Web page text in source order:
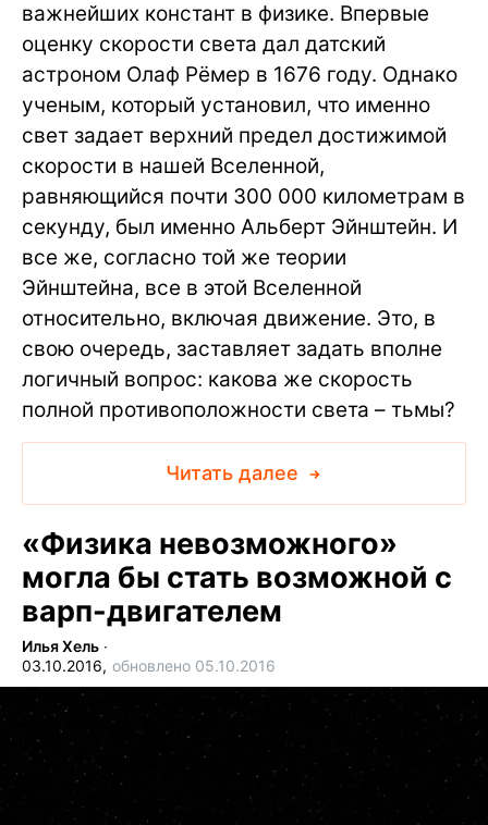
важнейших констант в физике. Впервые
оценку скорости света дал датский
астроном Олаф Рёмер в 1676 году. Однако
ученым, который установил, что именно
свет задает верхний предел достижимой
скорости в нашей Вселенной,
равняющийся почти 300 000 километрам в
секунду, был именно Альберт Эйнштейн. И
все же, согласно той же теории
Эйнштейна, все в этой Вселенной
относительно, включая движение. Это, в
свою очередь, заставляет задать вполне
логичный вопрос: какова же скорость
полной противоположности света – тьмы?
Читать далее
«Физика невозможного»
могла бы стать возможной с
варп-двигателем
Илья Хель ∙
03.10.2016, обновлено 05.10.2016